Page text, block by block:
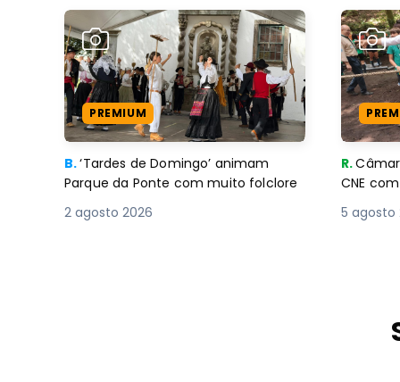
PREMIUM
B.‘Tardes de Domingo’ animam
Parque da Ponte com muito folclore
2 agosto 2026
R.
CNE
5 agosto